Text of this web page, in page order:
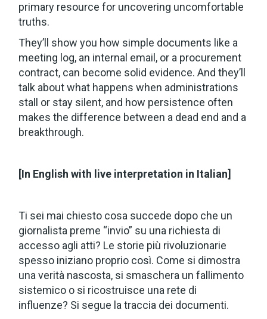
primary resource for uncovering uncomfortable
truths.
They’ll show you how simple documents like a
meeting log, an internal email, or a procurement
contract, can become solid evidence. And they’ll
talk about what happens when administrations
stall or stay silent, and how persistence often
makes the difference between a dead end and a
breakthrough.
[In English with live interpretation in Italian]
Ti sei mai chiesto cosa succede dopo che un
giornalista preme “invio” su una richiesta di
accesso agli atti? Le storie più rivoluzionarie
spesso iniziano proprio così. Come si dimostra
una verità nascosta, si smaschera un fallimento
sistemico o si ricostruisce una rete di
influenze? Si segue la traccia dei documenti.